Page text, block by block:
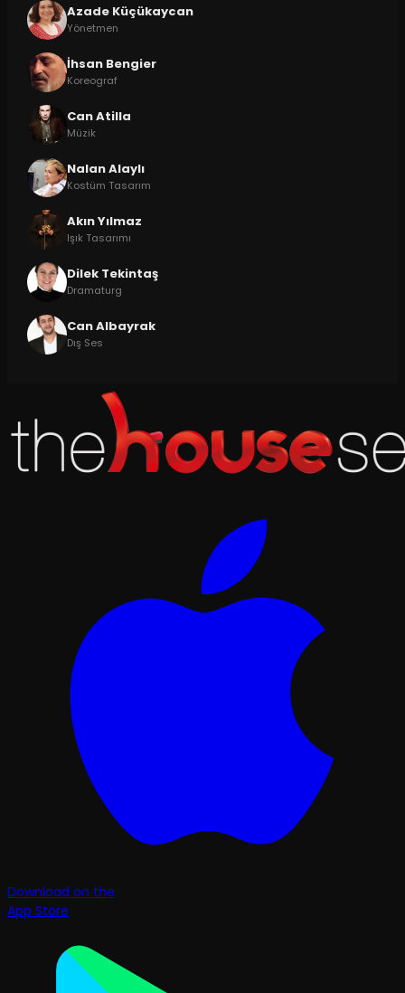
Azade Küçükaycan
Yönetmen
İhsan Bengier
Koreograf
Can Atilla
Müzik
Nalan Alaylı
Kostüm Tasarım
Akın Yılmaz
Işık Tasarımı
Dilek Tekintaş
Dramaturg
Can Albayrak
Dış Ses
Download on the
App Store